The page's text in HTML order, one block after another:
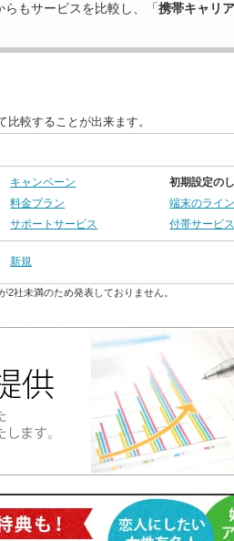
らもサービスを比較し、「携帯キャリア
較することが出来ます。
キャンペーン
初期設定の
料金プラン
端末のライ
サポートサービス 付帯サービス
新規
社未満のため発表しておりません。